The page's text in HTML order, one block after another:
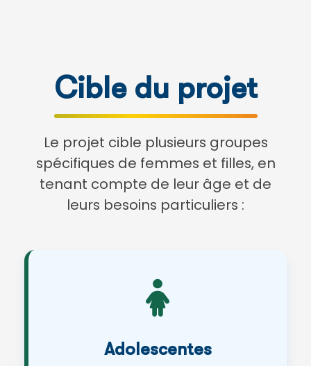
Cible du projet
Le projet cible plusieurs groupes
spécifiques de femmes et filles, en
tenant compte de leur âge et de
leurs besoins particuliers :
Adolescentes